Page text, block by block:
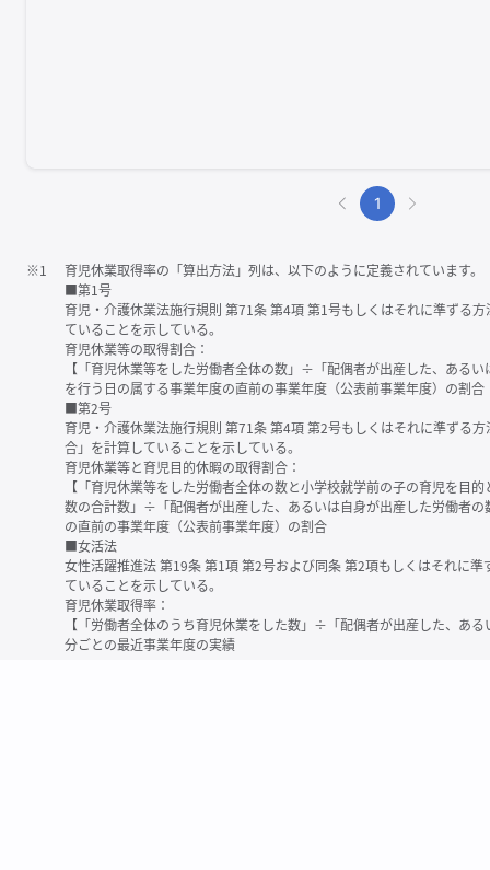
1
※1
育児休業取得率の「算出方法」列は、以下のように定義されています。
■第1号
育児・介護休業法施行規則 第71条 第4項 第1号もしくはそれに準ずる
ていることを示している。
育児休業等の取得割合：
【「育児休業等をした労働者全体の数」÷「配偶者が出産した、ある
を行う日の属する事業年度の直前の事業年度（公表前事業年度）の割合
■第2号
育児・介護休業法施行規則 第71条 第4項 第2号もしくはそれに準ずる
合」を計算していることを示している。
育児休業等と育児目的休暇の取得割合：
【「育児休業等をした労働者全体の数と小学校就学前の子の育児を目
数の合計数」÷「配偶者が出産した、あるいは自身が出産した労働者
の直前の事業年度（公表前事業年度）の割合
■女活法
女性活躍推進法 第19条 第1項 第2号および同条 第2項もしくはそれに
ていることを示している。
育児休業取得率：
【「労働者全体のうち育児休業をした数」÷「配偶者が出産した、あ
分ごとの最近事業年度の実績